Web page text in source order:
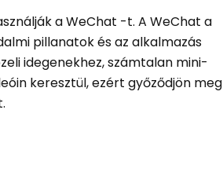
a WeChat -t. A WeChat a
pillanatok és az alkalmazás
idegenekhez, számtalan mini-
keresztül, ezért győződjön meg